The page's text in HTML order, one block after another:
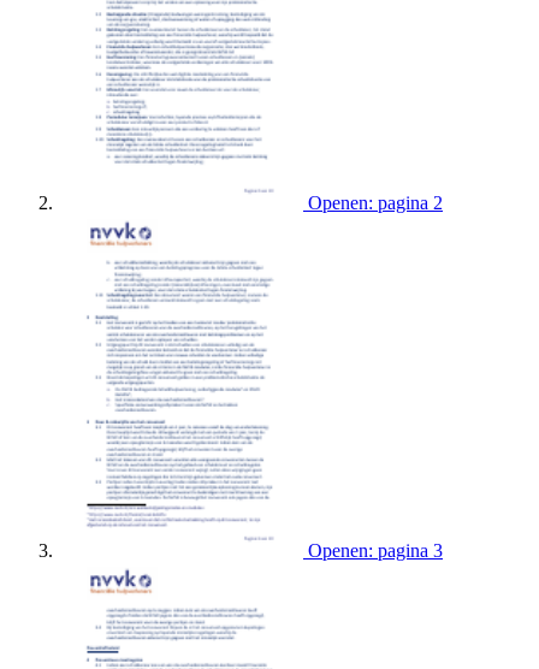
Openen: pagina 2
Openen: pagina 3